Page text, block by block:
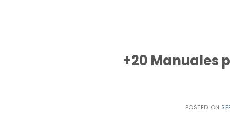
+20 Manuales
POSTED ON